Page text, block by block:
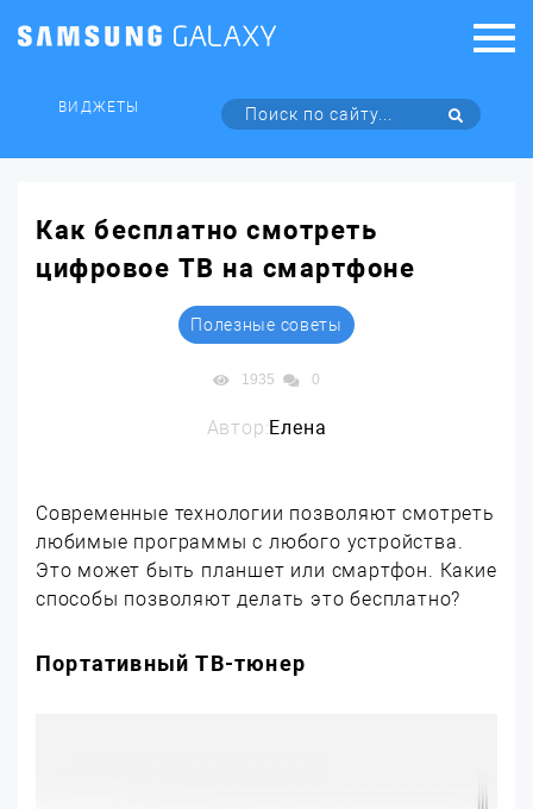
ВИДЖЕТЫ
Как бесплатно смотреть
цифровое ТВ на смартфоне
Полезные советы
1935 0
Автор:Елена
Современные технологии позволяют смотреть
любимые программы с любого устройства.
Это может быть планшет или смартфон. Какие
способы позволяют делать это бесплатно?
Портативный ТВ-тюнер